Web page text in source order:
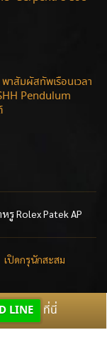
าสัมผัสทัพเรือนเวลา
Pendulum
Rolex Patek AP
เปิดกรุนักสะสม
LINE ที่นี่